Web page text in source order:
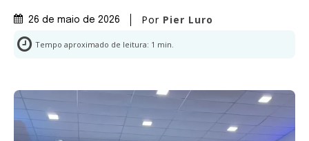
26 de maio de 2026 Por Pier Luro
Tempo aproximado de leitura: 1 min.